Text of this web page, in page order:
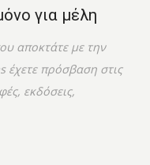
για μέλη
αποκτάτε με την
έχετε πρόσβαση στις
εκδόσεις,